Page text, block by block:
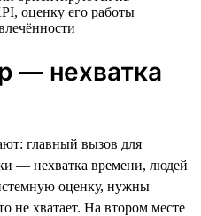
— нехватка
главный вызов для
— нехватка времени, людей
оценку, нужны
не хватает. На втором месте